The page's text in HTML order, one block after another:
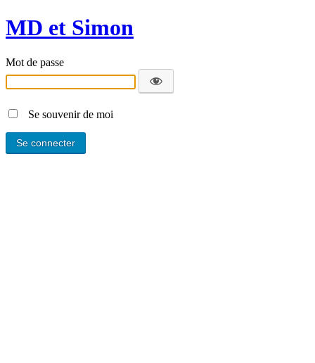
MD et Simon
Mot de passe
Se souvenir de moi